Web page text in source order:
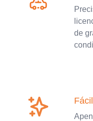
de
Fácil